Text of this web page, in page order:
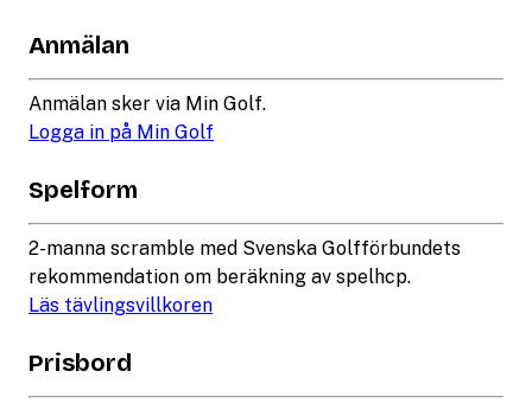
Anmälan
Anmälan sker via Min Golf.
Logga in på Min Golf
Spelform
2-manna scramble med Svenska Golfförbundets
rekommendation om beräkning av spelhcp.
Läs tävlingsvillkoren
Prisbord